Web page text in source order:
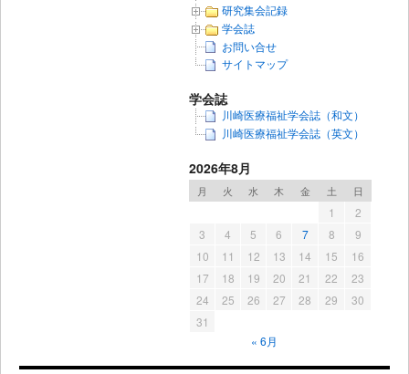
研究集会記録
学会誌
お問い合せ
サイトマップ
学会誌
川崎医療福祉学会誌（和文）
川崎医療福祉学会誌（英文）
2026年8月
月 火 水 木 金 土 日
1
2
3
4 5 6 7 8
9
10
11 12 13 14 15
16
17
18 19 20 21 22
23
24
25 26 27 28 29
30
31
« 6月